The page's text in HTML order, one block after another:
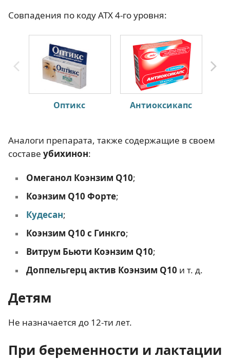
Совпадения по коду АТХ 4-го уровня:
Оптикс Антиоксикапс
Аналоги препарата, также содержащие в своем
составе убихинон:
Омеганол Коэнзим Q10;
Коэнзим Q10 Форте;
Кудесан;
Коэнзим Q10 с Гинкго;
Витрум Бьюти Коэнзим Q10;
Доппельгерц актив Коэнзим Q10 и т. д.
Детям
Не назначается до 12-ти лет.
При беременности и лактации